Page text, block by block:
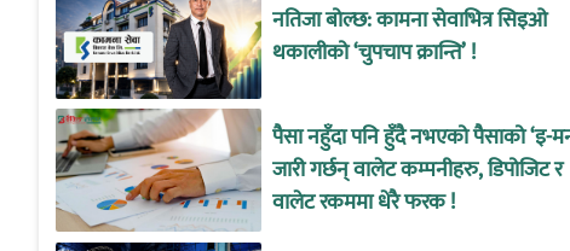
नतिजा बोल्छ: कामना सेवाभित्र सिइओ
थकालीको ‘चुपचाप क्रान्ति’ !
पैसा नहुँदा पनि हुँदै नभएको पैसाको ‘इ-
जारी गर्छन् वालेट कम्पनीहरु, डिपोजिट र
वालेट रकममा धेरै फरक !